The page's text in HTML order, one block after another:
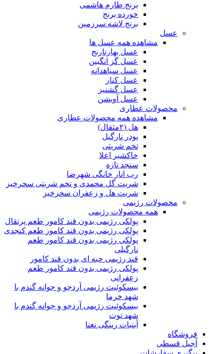
برنج طارم هاشمی
خورده برنج
برنج لاشه سرزمین
عسل
مشاهده همه عسل ها
عسل بهارنارنج
عسل گز انگبین
عسل سیاهدانه
عسل کنار
عسل گشنیز
عسل آویشن
محصولات عطاری
مشاهده همه محصولات عطاری
هل (۲مثقال)
پودر نارگیل
تخم شربتی
خاکشیر اعلا
سنجد تازه
رب انار خانگی شهرضا
شربت گل محمدی و تخم شربتی سحرخیز
شربت هل و زعفران سحرخیز
محصولات رژیمی
همه محصولات رژیمی
پولکی رژیمی بدون قند کامور طعم پرتقال
پولکی رژیمی بدون قند کامور طعم کنجدی
پولکی رژیمی بدون قند کامور طعم
نارگیلی
قند رژیمی حبه ای بدون قند کامور
پولکی رژیمی بدون قند کامور طعم
زعفرانی
بيسکوئيت رژیمی آردجو و جوانه گندم با
شهد خرما
بيسکوئيت رژیمی آردجو و جوانه گندم با
شهد توت
آبنبات رینگی نعنا
فروشگاه
آجیل قسطی